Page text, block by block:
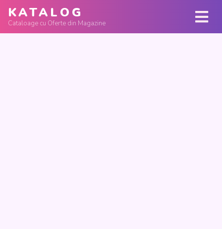
KATALOG
Cataloage cu Oferte din Magazine